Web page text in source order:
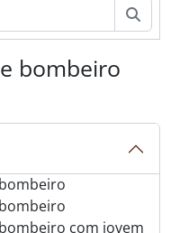
bombeiro
com jovem